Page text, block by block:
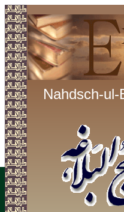
Nahdsch-ul-